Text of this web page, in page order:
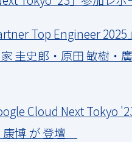
Top Engineer
圭史郎・原田 敏樹・
Cloud Next Tokyo
康博 が 登壇